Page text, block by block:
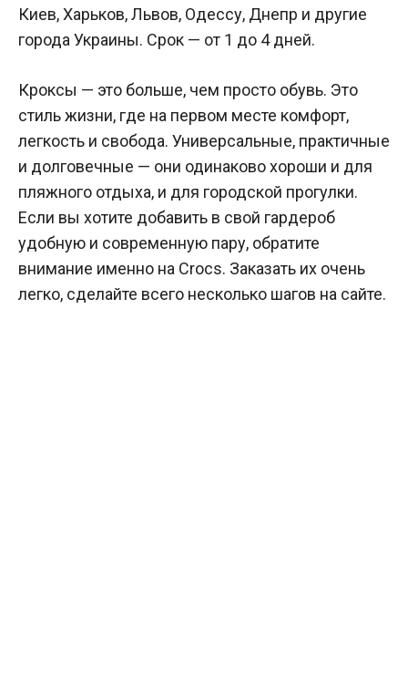
Киев, Харьков, Львов, Одессу, Днепр и другие
города Украины. Срок — от 1 до 4 дней.
Кроксы — это больше, чем просто обувь. Это
стиль жизни, где на первом месте комфорт,
легкость и свобода. Универсальные, практичные
и долговечные — они одинаково хороши и для
пляжного отдыха, и для городской прогулки.
Если вы хотите добавить в свой гардероб
удобную и современную пару, обратите
внимание именно на Crocs. Заказать их очень
легко, сделайте всего несколько шагов на сайте.